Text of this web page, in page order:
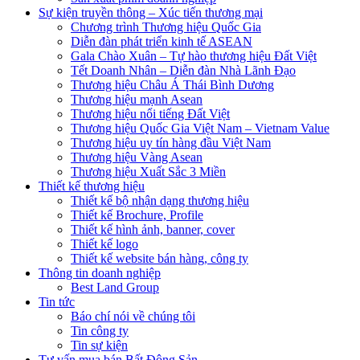
Sự kiện truyền thông – Xúc tiến thương mại
Chương trình Thương hiệu Quốc Gia
Diễn đàn phát triển kinh tế ASEAN
Gala Chào Xuân – Tự hào thương hiệu Đất Việt
Tết Doanh Nhân – Diễn đàn Nhà Lãnh Đạo
Thương hiệu Châu Á Thái Bình Dương
Thương hiệu mạnh Asean
Thương hiệu nổi tiếng Đất Việt
Thương hiệu Quốc Gia Việt Nam – Vietnam Value
Thương hiệu uy tín hàng đầu Việt Nam
Thương hiệu Vàng Asean
Thương hiệu Xuất Sắc 3 Miền
Thiết kế thương hiệu
Thiết kế bộ nhận dạng thương hiệu
Thiết kế Brochure, Profile
Thiết kế hình ảnh, banner, cover
Thiết kế logo
Thiết kế website bán hàng, công ty
Thông tin doanh nghiệp
Best Land Group
Tin tức
Báo chí nói về chúng tôi
Tin công ty
Tin sự kiện